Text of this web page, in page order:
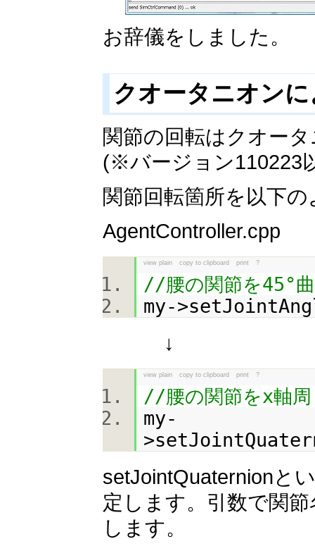
お辞儀をしました。
クオータニオン
関節の回転はクオー
(※バージョン110223
関節回転箇所を以下
AgentController.cpp
view plain copy to clipboard print ?
//腰の関節を45°
my-
↓
view plain copy to clipboard print ?
//腰の関節をx軸周
my-
setJointQuaternionと
定します。引数で関
します。